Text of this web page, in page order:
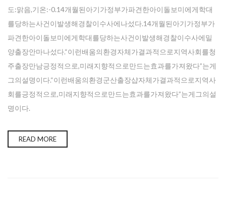
도:맑음,기온:-0.14개월된아기가정부가파견한아이돌보미에게학대
를당하는사건이발생해경찰이수사에나섰다.14개월된아기가정부가
파견한아이돌보미에게학대를당하는사건이발생해경찰이수사에밀
양출장안마나섰다.“이런배움의환경자체가결과적으로지역사회를청
주출장만남긍정적으로,미래지향적으로만드는효과를가져왔다”는게
그의설명이다.“이런배움의환경군산 출장샵자체가결과적으로지역사
회를긍정적으로,미래지향적으로만드는효과를가져왔다”는게그의설
명이다.
READ MORE